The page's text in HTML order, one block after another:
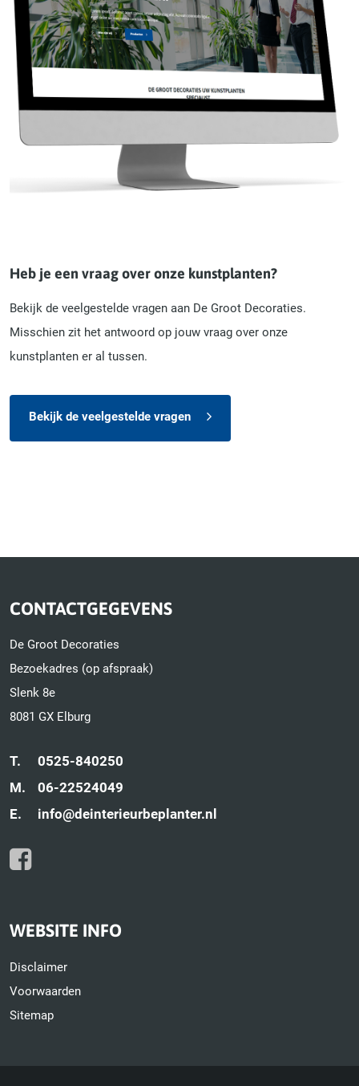
Heb je een vraag over onze kunstplanten?
Bekijk de veelgestelde vragen aan De Groot Decoraties.
Misschien zit het antwoord op jouw vraag over onze
kunstplanten er al tussen.
Bekijk de veelgestelde vragen
CONTACTGEGEVENS
De Groot Decoraties
Bezoekadres (op afspraak)
Slenk 8e
8081 GX Elburg
T.
0525-840250
M.
06-22524049
E.
info@deinterieurbeplanter.nl
WEBSITE INFO
Disclaimer
Voorwaarden
Sitemap